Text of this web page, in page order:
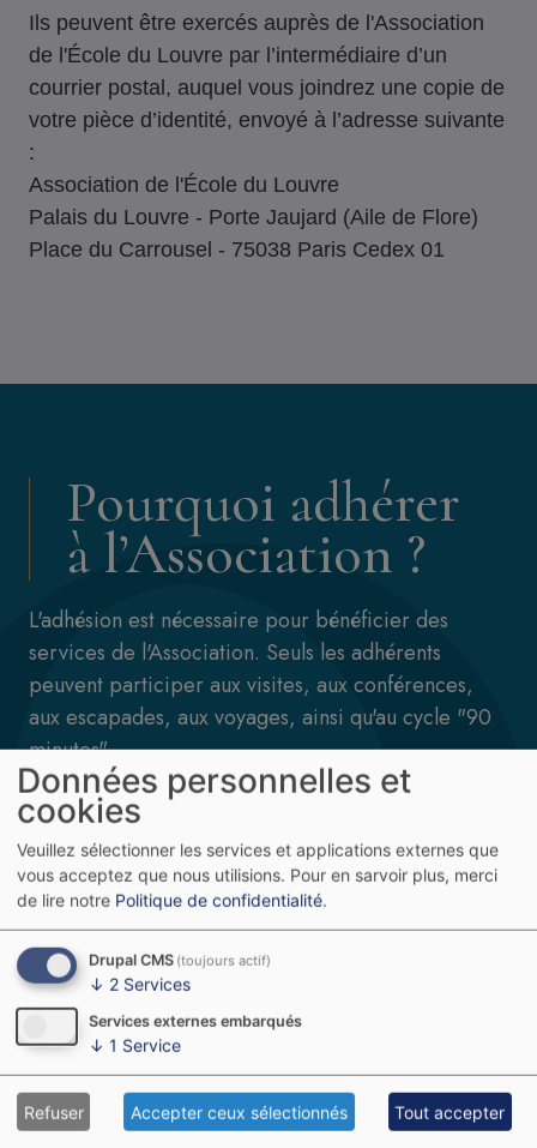
Ils peuvent être exercés auprès de l'Association
de l'École du Louvre par l’intermédiaire d’un
courrier postal, auquel vous joindrez une copie de
votre pièce d’identité, envoyé à l’adresse suivante
:
Association de l'École du Louvre
Palais du Louvre - Porte Jaujard (Aile de Flore)
Place du Carrousel - 75038 Paris Cedex 01
Pourquoi adhérer
à l’Association ?
L'adhésion est nécessaire pour bénéficier des
services de l'Association. Seuls les adhérents
peuvent participer aux visites, aux conférences,
aux escapades, aux voyages, ainsi qu'au cycle "90
minutes".
Voir les avantages Adhérer
Données personnelles et
cookies
Veuillez sélectionner les services et applications externes que
vous acceptez que nous utilisions. Pour en sarvoir plus, merci
de lire notre Politique de confidentialité.
Drupal CMS (toujours actif)
↓ 2 Services
Services externes embarqués
↓ 1 Service
Refuser Accepter ceux sélectionnés Tout accepter